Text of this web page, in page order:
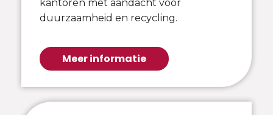
kantoren met aandacht voor
duurzaamheid en recycling.
Meer informatie